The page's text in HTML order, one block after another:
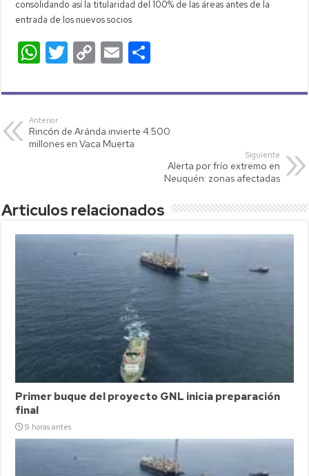
consolidando así la titularidad del 100% de las áreas antes de la
entrada de los nuevos socios.
W
at
s
A
T
tt
C
p
Li
E
ail m
ar
tir
Anterior
Rincón de Aránda invierte 4.500
millones en Vaca Muerta
Siguiente
Alerta por frío extremo en
Neuquén: zonas afectadas
Articulos relacionados
Primer buque del proyecto GNL inicia preparación
final
9 horas antes